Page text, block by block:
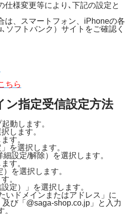
仕様変更等により､下記の設定と
は、スマートフォン、iPhoneの各
ソフトバンク）サイトをご確認く
ちら
指定受信設定方法
動します。
します。
す。
を選択します。
細設定/解除）を選択します。
す。
）を選択します。
。
定）」を選択します。
いドメインまたはアドレス」に
及び「@saga-shop.co.jp」と入力